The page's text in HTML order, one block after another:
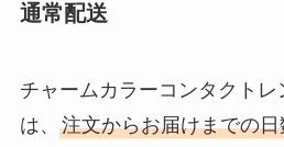
通常配送
チャームカラーコンタクト
は、 注文からお届けまでの